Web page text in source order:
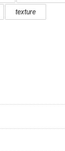
texture